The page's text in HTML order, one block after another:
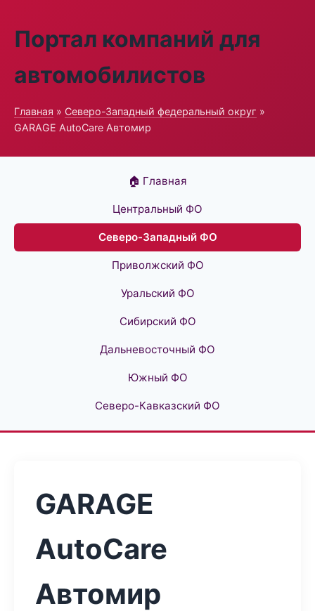
Портал компаний для
автомобилистов
Главная » Северо-Западный федеральный округ »
GARAGE AutoCare Автомир
🏠 Главная
Центральный ФО
Северо-Западный ФО
Приволжский ФО
Уральский ФО
Сибирский ФО
Дальневосточный ФО
Южный ФО
Северо-Кавказский ФО
GARAGE
AutoCare
Автомир